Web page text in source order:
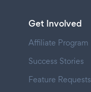
Get Involved
Affiliate Program
Success Stories
Feature Requests